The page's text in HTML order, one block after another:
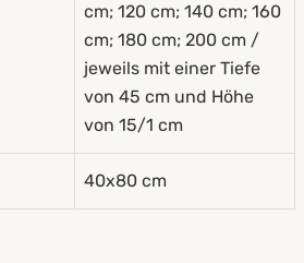
cm; 120 cm; 140 cm; 160
cm; 180 cm; 200 cm /
jeweils mit einer Tiefe
von 45 cm und Höhe
von 15/1 cm
40x80 cm